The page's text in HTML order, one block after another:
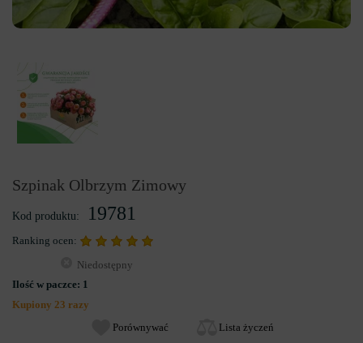
Szpinak Olbrzym Zimowy
Kod produktu: 19781
Ranking ocen:
Niedostępny
Ilość w paczce: 1
Kupiony 23 razy
Porównywać
Lista życzeń